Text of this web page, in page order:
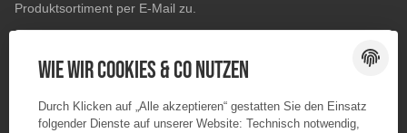
Produktsortiment per E-Mail zu.
ABONNIEREN
Wie wir Cookies & Co nutzen
Durch Klicken auf „Alle akzeptieren“ gestatten Sie den Einsatz
folgender Dienste auf unserer Website: Technisch notwendig,